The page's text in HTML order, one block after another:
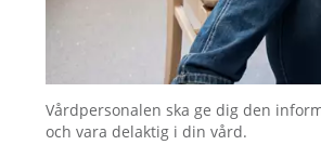
Vårdpersonalen ska ge dig den
och vara delaktig i din vård.